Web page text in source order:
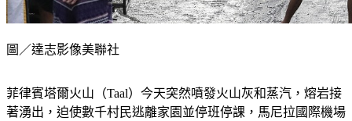
圖／達志影像美聯社
菲律賓塔爾火山（Taal）今天突然噴發火山灰和蒸汽，熔岩接
著湧出，迫使數千村民逃離家園並停班停課，馬尼拉國際機場